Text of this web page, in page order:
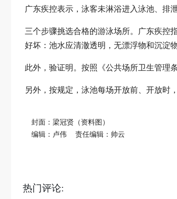
广东疾控表示，泳客未淋浴进入泳池、排
三个步骤挑选合格的游泳场所。广东疾控
好坏：池水应清澈透明，无漂浮物和沉淀
此外，验证明。按照《公共场所卫生管理
另外，按规定，泳池每场开放前、开放时
封面：梁冠贤（资料图）
编辑：卢伟
责任编辑：帅云
热门评论: